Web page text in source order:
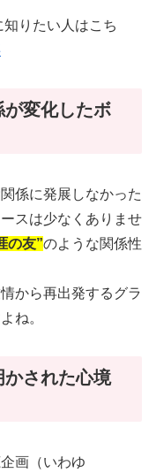
りたい人はこち
変化したボ
係に発展しなかった
スは少なくありませ
の友”のような関係性
から再出発するグラ
ね。
かされた心境
画（いわゆ